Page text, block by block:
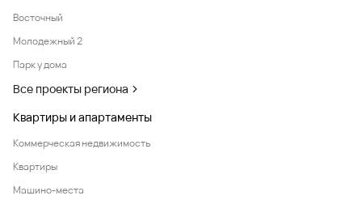
Восточный
Молодежный 2
Парк у дома
Все проекты региона
Квартиры и апартаменты
Коммерческая недвижимость
Квартиры
Машино-места